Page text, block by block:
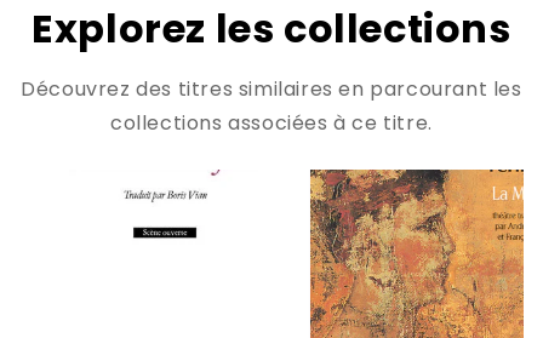
Explorez les collections
Découvrez des titres similaires en parcourant les
collections associées à ce titre.